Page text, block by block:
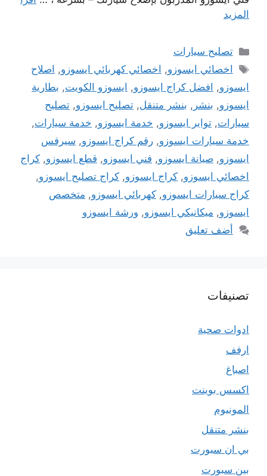
المزيد
التصنيفات
تصليح سيارات
الوسوم
اخصائي ايسوزو, اخصائي كهربائي ايسوزو, اصلاح
ايسوزو, افضل كراج ايسوزو, ايسوزو الكويت, بطارية
ايسوزو, بنشر , بنشر متنقل, تصليح ايسوزو, تصليح
سيارات, تواير ايسوزو, خدمة ايسوزو, خدمة سيارات,
خدمة سيارات ايسوزو, رقم كراج ايسوزو, سيرفس
ايسوزو, صيانة ايسوزو, فني ايسوزو, قطع ايسوزو, كراج
اخصائي ايسوزو, كراج ايسوزو, كراج تصليح ايسوزو,
كراج سيارات ايسوزو, كهربائي ايسوزو, متخصص
ايسوزو, ميكانيكي ايسوزو, ورشة ايسوزو
أضف تعليق
تصنيفات
ادوات صحية
ارفف
اصباغ
اكسس بوينت
المونيوم
بنشر متنقل
بي ان سبورت
بين سبورت